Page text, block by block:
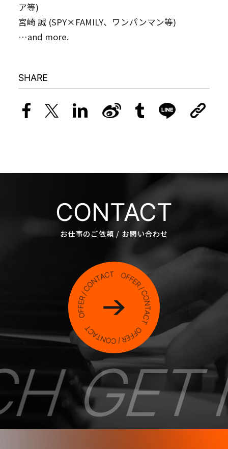
ア等)
宮崎 誠 (SPY×FAMILY、ワンパンマン等)
…and more.
SHARE
CONTACT
お仕事のご依頼 / お問い合わせ